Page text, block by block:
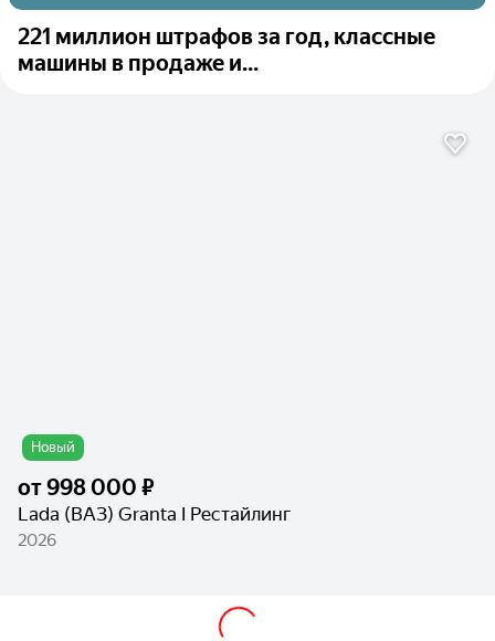
221 миллион штрафов за год, классные
машины в продаже и...
Новый
от998 000 ₽
Lada (ВАЗ) Granta I Рестайлинг
2026